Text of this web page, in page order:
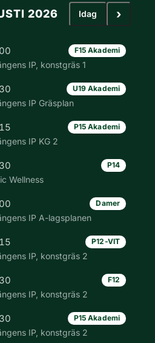
2026 Idag ›
F15 Akademi
IP, konstgräs 1
U19 Akademi
IP Gräsplan
P15 Akademi
IP KG 2
P14
Wellness
Damer
IP A-lagsplanen
P12-VIT
IP, konstgräs 2
F12
IP, konstgräs 2
P15 Akademi
IP, konstgräs 2